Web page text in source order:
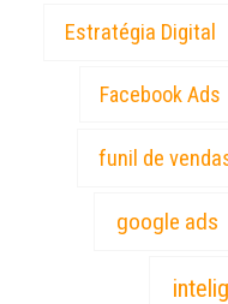
Estratégia Digital
Facebook Ads
funil de
google ads